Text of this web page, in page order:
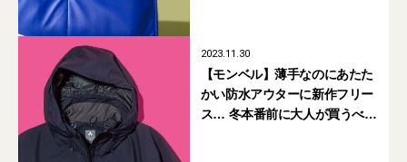
2023.11.30
【モンベル】薄手なのにあたた
かい防水アウターに新作フリー
ス… 冬本番前に大人が買うべき